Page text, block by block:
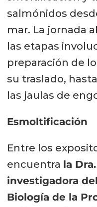
salmónidos
mar. La jornada
las etapas
preparación de
su traslado,
las jaulas de
Esmoltificación
Entre los
encuentra la
investigadora
Biología de la